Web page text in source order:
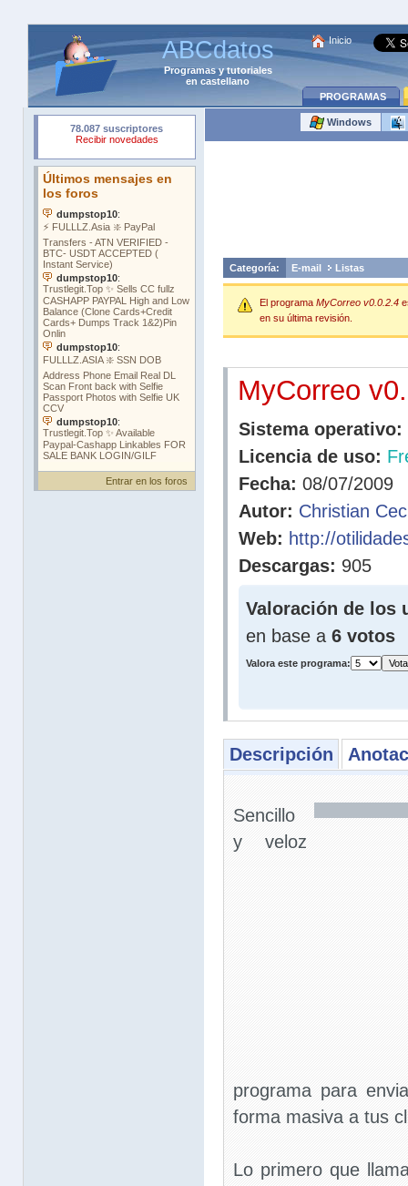
ABCdatos
Programasytutoriales
en castellano
Inicio
PROGRAMAS
Entrar en los foros
Windows
Categoría: E-mail Listas
El programa MyCorreo v0.0.2.4
en su última revisión.
MyCorreo
Sistema operativo:
Licencia de uso:
Fecha: 08/07/2009
Autor: Christian
Web: http://
Descargas: 905
Valoración de los
en base a 6 votos
Valora este programa:
Descripción
Sencillo
y veloz
programa para
forma masiva a tus
Lo primero que